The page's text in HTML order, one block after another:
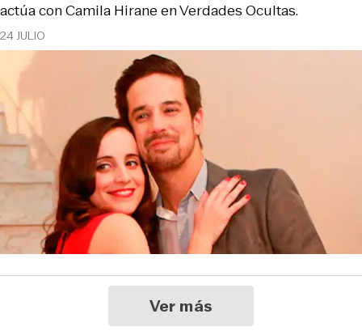
24 JULIO
actúa con Camila Hirane en Verdades Ocultas.
Ver más